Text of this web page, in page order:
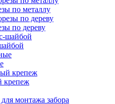
по металлу
по дереву
крепеж